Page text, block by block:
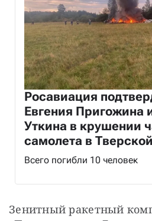
Росавиация
Евгения Пригожина
Уткина в крушении
самолета в
Всего погибли 10 человек
Зенитный ракетный